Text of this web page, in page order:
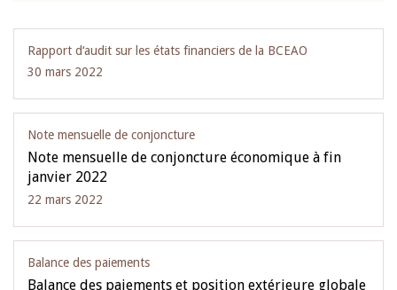
Rapport d‘audit sur les états financiers de la BCEAO
30 mars 2022
Note mensuelle de conjoncture
Note mensuelle de conjoncture économique à fin
janvier 2022
22 mars 2022
Balance des paiements
Balance des paiements et position extérieure globale